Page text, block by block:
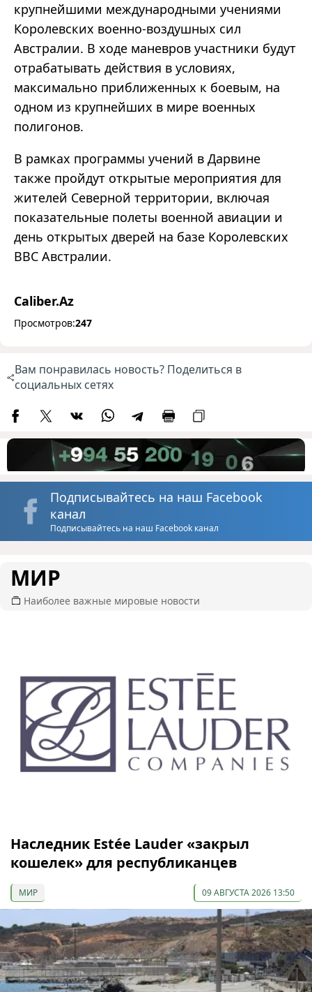
крупнейшими международными учениями
Королевских военно-воздушных сил
Австралии. В ходе маневров участники будут
отрабатывать действия в условиях,
максимально приближенных к боевым, на
одном из крупнейших в мире военных
полигонов.
В рамках программы учений в Дарвине
также пройдут открытые мероприятия для
жителей Северной территории, включая
показательные полеты военной авиации и
день открытых дверей на базе Королевских
ВВС Австралии.
Caliber.Az
Просмотров:247
Вам понравилась новость? Поделиться в
социальных сетях
Подписывайтесь на наш Facebook
канал
Подписывайтесь на наш Facebook канал
МИР
Наиболее важные мировые новости
Наследник Estée Lauder «закрыл
кошелек» для республиканцев
МИР 09 АВГУСТА 2026 13:50